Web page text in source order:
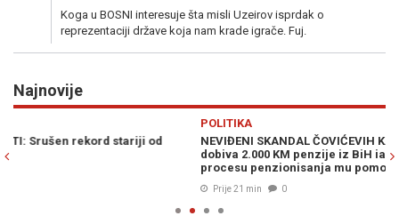
Koga u BOSNI interesuje šta misli Uzeirov isprdak o
reprezentaciji države koja nam krade igrače. Fuj.
Najnovije
NEVIĐENI SKANDAL ČOVIĆEVIH KADROVA: Bjegunac Zoran Galić
dobiva 2.000 KM penzije iz BiH iako se krije u Hrvatskoj. U
procesu penzionisanja mu pomogao MUP ZHK